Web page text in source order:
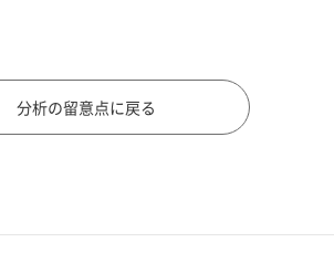
分析の留意点に戻る